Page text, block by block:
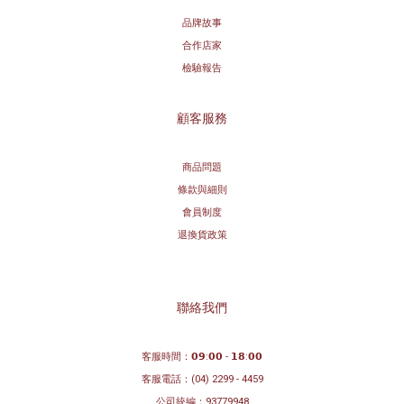
品牌故事
合作店家
檢驗報告
顧客服務
商品問題
條款與細則
會員制度
退換貨政策
聯絡我們
客服時間：𝟬𝟵:𝟬𝟬 - 𝟭𝟴:𝟬𝟬
客服電話： (04) 2299 - 4459